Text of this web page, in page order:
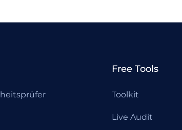
Free Tools
Toolkit
Live Audit